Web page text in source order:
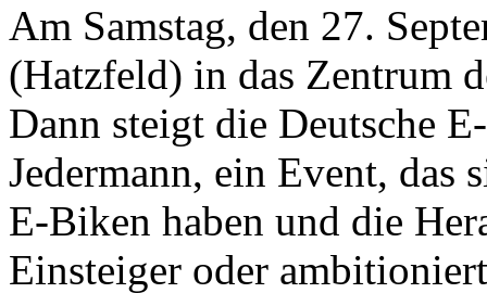
Am Samstag, den 27.
(Hatzfeld) in das Zentrum
Dann steigt die Deutsche
Jedermann, ein Event, das
E-Biken haben und die
Einsteiger oder